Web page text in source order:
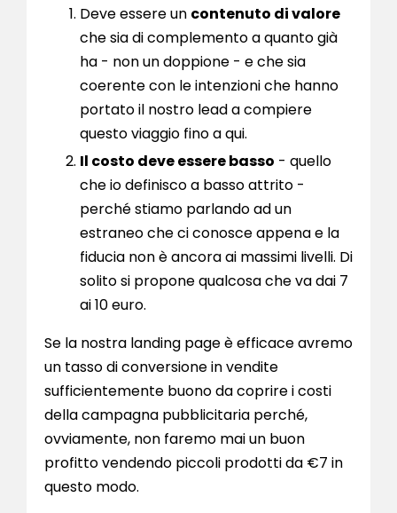
Deve essere un contenuto di valore
che sia di complemento a quanto già
ha - non un doppione - e che sia
coerente con le intenzioni che hanno
portato il nostro lead a compiere
questo viaggio fino a qui.
Il costo deve essere basso - quello
che io definisco a basso attrito -
perché stiamo parlando ad un
estraneo che ci conosce appena e la
fiducia non è ancora ai massimi livelli. Di
solito si propone qualcosa che va dai 7
ai 10 euro.
Se la nostra landing page è efficace avremo
un tasso di conversione in vendite
sufficientemente buono da coprire i costi
della campagna pubblicitaria perché,
ovviamente, non faremo mai un buon
profitto vendendo piccoli prodotti da €7 in
questo modo.